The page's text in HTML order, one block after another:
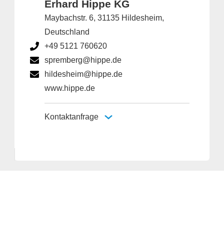
Erhard Hippe KG
Maybachstr. 6, 31135 Hildesheim,
Deutschland
+49 5121 760620
spremberg@hippe.de
hildesheim@hippe.de
www.hippe.de
Kontaktanfrage